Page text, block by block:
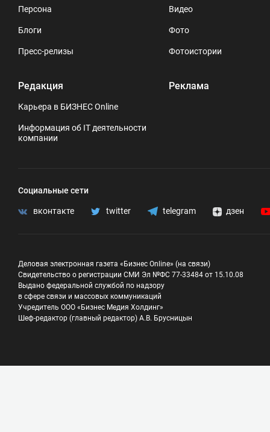
Персона
Блоги
Пресс-релизы
Редакция
Карьера в БИЗНЕС Online
Информация об IT деятельности
компании
Видео
Фото
Фотоистории
Реклама
Социальные сети
вконтакте twitter telegram дзен
Деловая электронная газета «Бизнес Online» (на связи)
Свидетельство о регистрации СМИ Эл №ФС 77-33484 от 15.10.08
Выдано федеральной службой по надзору
в сфере связи и массовых коммуникаций
Учредитель ООО «Бизнес Медия Холдинг»
Шеф-редактор (главный редактор) А.В. Брусницын